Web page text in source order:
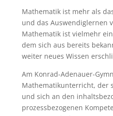
Mathematik ist mehr als
und das Auswendiglernen
Mathematik ist vielmehr
dem sich aus bereits
weiter neues Wissen
Am Konrad-Adenauer-
Mathematikunterricht, der
und sich an den
prozessbezogenen